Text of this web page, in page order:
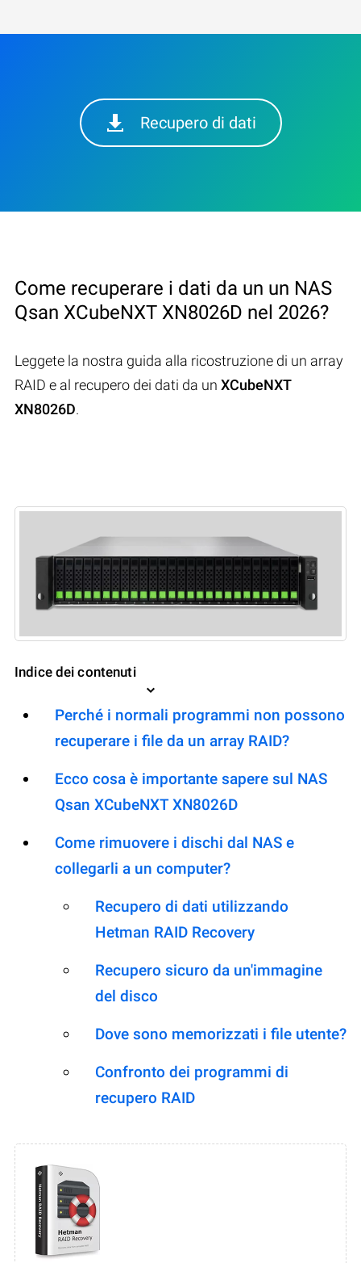
Recupero di dati
Come recuperare i dati da un un NAS
Qsan XCubeNXT XN8026D nel 2026?
Leggete la nostra guida alla ricostruzione di un array
RAID e al recupero dei dati da un XCubeNXT
XN8026D.
Indice dei contenuti
Perché i normali programmi non possono
recuperare i file da un array RAID?
Ecco cosa è importante sapere sul NAS
Qsan XCubeNXT XN8026D
Come rimuovere i dischi dal NAS e
collegarli a un computer?
Recupero di dati utilizzando
Hetman RAID Recovery
Recupero sicuro da un'immagine
del disco
Dove sono memorizzati i file utente?
Confronto dei programmi di
recupero RAID